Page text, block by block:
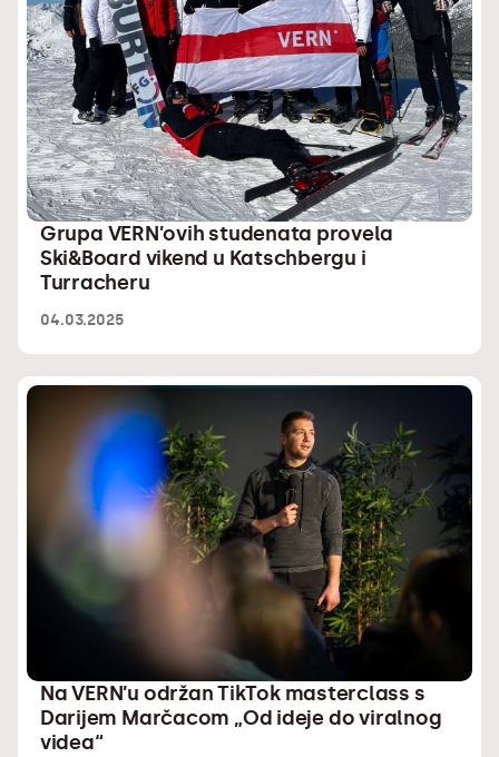
Grupa VERN’ovih studenata provela
Ski&Board vikend u Katschbergu i
Turracheru
04.03.2025
Na VERN’u održan TikTok masterclass s
Darijem Marčacom „Od ideje do viralnog
videa“